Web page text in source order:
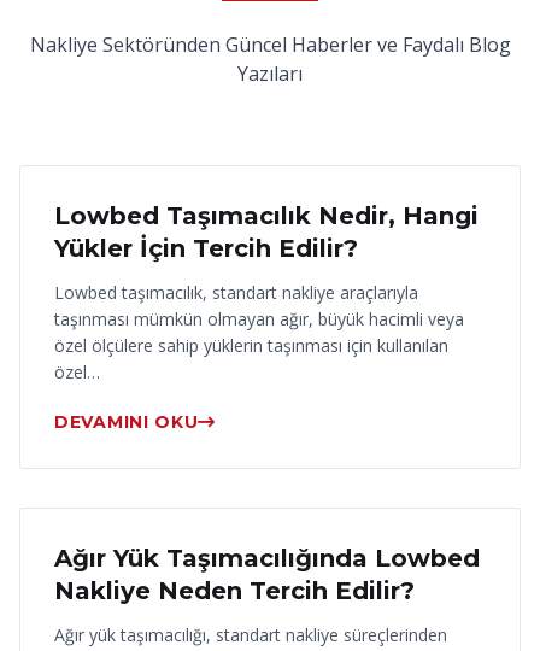
Nakliye Sektöründen Güncel Haberler ve Faydalı Blog
Yazıları
18 Haziran 2026
Lowbed Taşımacılık Nedir, Hangi
Yükler İçin Tercih Edilir?
Lowbed taşımacılık, standart nakliye araçlarıyla
taşınması mümkün olmayan ağır, büyük hacimli veya
özel ölçülere sahip yüklerin taşınması için kullanılan
özel…
DEVAMINI OKU
17 Haziran 2026
Ağır Yük Taşımacılığında Lowbed
Nakliye Neden Tercih Edilir?
Ağır yük taşımacılığı, standart nakliye süreçlerinden